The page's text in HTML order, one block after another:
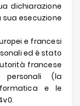
dichiarazione
sua esecuzione
e francesi
ed è stato
francese
(la
e le